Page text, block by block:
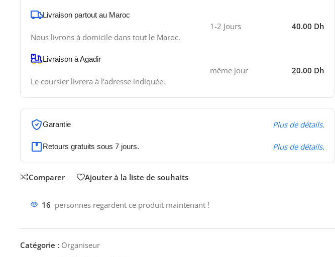
Livraison partout au Maroc
Nous livrons à domicile dans tout le Maroc.
1-2 Jours 40.00 Dh
Livraison à Agadir
Le coursier livrera à l'adresse indiquée.
même jour 20.00 Dh
Garantie Plus de détails.
Retours gratuits sous 7 jours. Plus de détails.
Comparer Ajouter à la liste de souhaits
16 personnes regardent ce produit maintenant !
Catégorie : Organiseur